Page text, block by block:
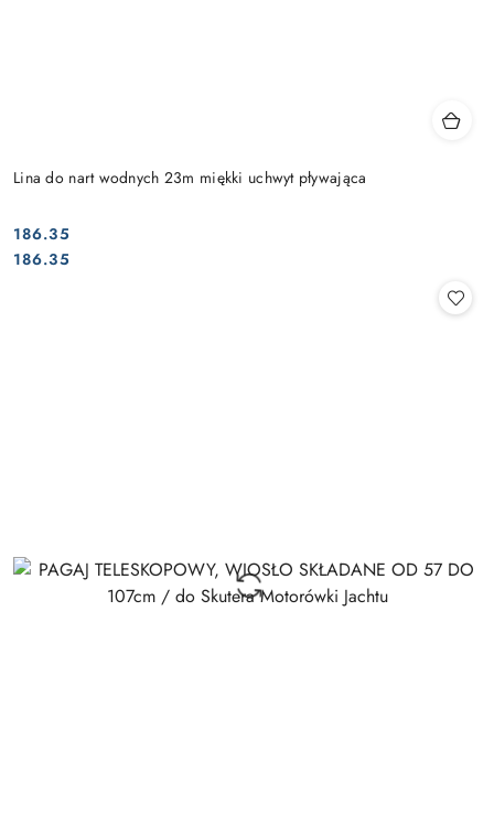
Lina do nart wodnych 23m miękki uchwyt pływająca
Cena:
186.35
Cena:
186.35